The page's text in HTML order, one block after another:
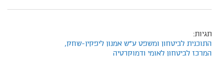
תגיות:
התוכנית לביטחון ומשפט ע"ש אמנון ליפקין-שחק,
המרכז לביטחון לאומי ודמוקרטיה